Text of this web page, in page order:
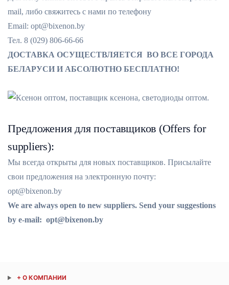
mail, либо свяжитесь с нами по телефону
Email: opt@bixenon.by
Тел. 8 (029) 806-66-66
ДОСТАВКА ОСУЩЕСТВЛЯЕТСЯ ВО ВСЕ ГОРОДА
БЕЛАРУСИ И АБСОЛЮТНО БЕСПЛАТНО!
Предложения для поставщиков (Offers for
suppliers):
Мы всегда открыты для новых поставщиков. Присылайте
свои предложения на электронную почту:
opt@bixenon.by
We are always open to new suppliers. Send your suggestions
by e-mail: opt@bixenon.by
+ О КОМПАНИИ